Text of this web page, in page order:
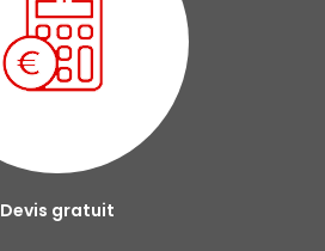
Devis gratuit